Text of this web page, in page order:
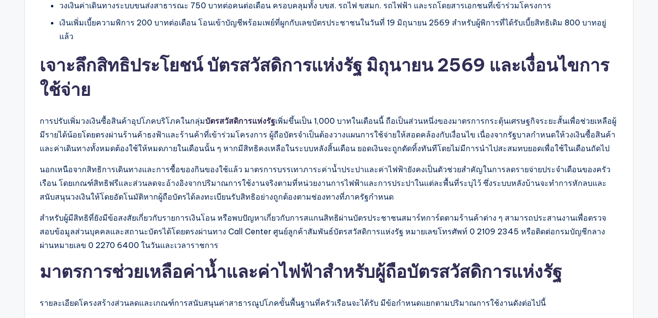
วงเงินค่าเดินทางระบบขนส่งสาธารณะ 750 บาทต่อคนต่อเดือน ครอบคลุมทั้ง บขส. รถไฟ ขสมก. รถไฟฟ้า และรถโดยสารเอกชนที่เข้าร่วมโครงการ
เงินเพิ่มเบี้ยความพิการ 200 บาทต่อเดือน โอนเข้าบัญชีพร้อมเพย์ที่ผูกกับเลขบัตรประชาชนในวันที่ 19 มิถุนายน 2569 สำหรับผู้พิการที่ได้รับเบี้ยสิทธิเดิม 800 บาทอยู่
แล้ว
เจาะลึกสิทธิประโยชน์ บัตรสวัสดิการแห่งรัฐ มิถุนายน 2569 และเงื่อนไขการ
ใช้จ่าย
การปรับเพิ่มวงเงินซื้อสินค้าอุปโภคบริโภคในกลุ่มบัตรสวัสดิการแห่งรัฐเพิ่มขึ้นเป็น 1,000 บาทในเดือนนี้ ถือเป็นส่วนหนึ่งของมาตรการกระตุ้นเศรษฐกิจระยะสั้นเพื่อช่วยเหลือผู้
มีรายได้น้อยโดยตรงผ่านร้านค้าธงฟ้าและร้านค้าที่เข้าร่วมโครงการ ผู้ถือบัตรจำเป็นต้องวางแผนการใช้จ่ายให้สอดคล้องกับเงื่อนไข เนื่องจากรัฐบาลกำหนดให้วงเงินซื้อสินค้า
และค่าเดินทางทั้งหมดต้องใช้ให้หมดภายในเดือนนั้น ๆ หากมีสิทธิคงเหลือในระบบหลังสิ้นเดือน ยอดเงินจะถูกตัดทิ้งทันทีโดยไม่มีการนำไปสะสมทบยอดเพื่อใช้ในเดือนถัดไป
นอกเหนือจากสิทธิการเดินทางและการซื้อของกินของใช้แล้ว มาตรการบรรเทาภาระค่าน้ำประปาและค่าไฟฟ้ายังคงเป็นตัวช่วยสำคัญในการลดรายจ่ายประจำเดือนของครัว
เรือน โดยเกณฑ์สิทธิฟรีและส่วนลดจะอ้างอิงจากปริมาณการใช้งานจริงตามที่หน่วยงานการไฟฟ้าและการประปาในแต่ละพื้นที่ระบุไว้ ซึ่งระบบหลังบ้านจะทำการหักลบและ
สนับสนุนวงเงินให้โดยอัตโนมัติหากผู้ถือบัตรได้ลงทะเบียนรับสิทธิอย่างถูกต้องตามช่องทางที่ภาครัฐกำหนด
สำหรับผู้มีสิทธิที่ยังมีข้อสงสัยเกี่ยวกับรายการเงินโอน หรือพบปัญหาเกี่ยวกับการสแกนสิทธิผ่านบัตรประชาชนสมาร์ทการ์ดตามร้านค้าต่าง ๆ สามารถประสานงานเพื่อตรวจ
สอบข้อมูลส่วนบุคคลและสถานะบัตรได้โดยตรงผ่านทาง Call Center ศูนย์ลูกค้าสัมพันธ์บัตรสวัสดิการแห่งรัฐ หมายเลขโทรศัพท์ 0 2109 2345 หรือติดต่อกรมบัญชีกลาง
ผ่านหมายเลข 0 2270 6400 ในวันและเวลาราชการ
มาตรการช่วยเหลือค่าน้ำและค่าไฟฟ้าสำหรับผู้ถือบัตรสวัสดิการแห่งรัฐ
รายละเอียดโครงสร้างส่วนลดและเกณฑ์การสนับสนุนค่าสาธารณูปโภคขั้นพื้นฐานที่ครัวเรือนจะได้รับ มีข้อกำหนดแยกตามปริมาณการใช้งานดังต่อไปนี้